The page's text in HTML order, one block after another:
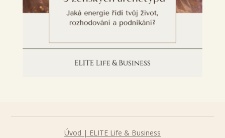
Úvod | ELITE Life & Business